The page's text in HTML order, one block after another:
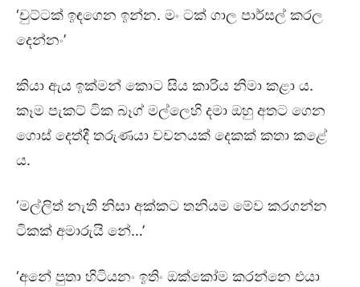
‘චුට්ටක් ඉඳගෙන ඉන්න. මං ටක් ගාල පාර්සල් කරල
දෙන්නං’
කියා ඇය ඉක්මන් කොට සිය කාරිය නිමා කළා ය.
කෑම පැකට් ටික බෑග් මල්ලෙහි දමා ඔහු අතට ගෙන
ගොස් දෙත්දී තරුණයා වචනයක් දෙකක් කතා කළේ
ය.
‘මල්ලිත් නැති නිසා අක්කට තනියම මේව කරගන්න
ටිකක් අමාරුයි නේ…’
‘අනේ පුතා හිටියනං ඉතිං ඔක්කෝම කරන්නෙ එයා